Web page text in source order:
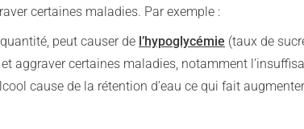
certaines maladies. Par exemple :
peut causer de l’hypoglycémie (taux de
et aggraver certaines maladies, notamment
cause de la rétention d’eau ce qui fait